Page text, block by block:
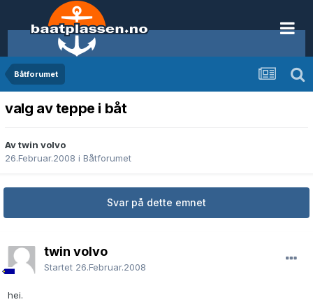
Båtforumet
valg av teppe i båt
Av twin volvo
26.Februar.2008 i Båtforumet
Svar på dette emnet
twin volvo
Startet 26.Februar.2008
hei.